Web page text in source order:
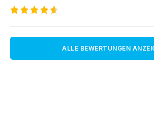
ALLE BEWERTUNGEN